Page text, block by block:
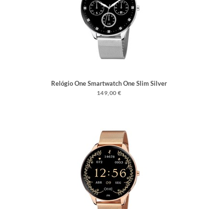
Relógio One Smartwatch One Slim Silver
Mesh
149,00 €